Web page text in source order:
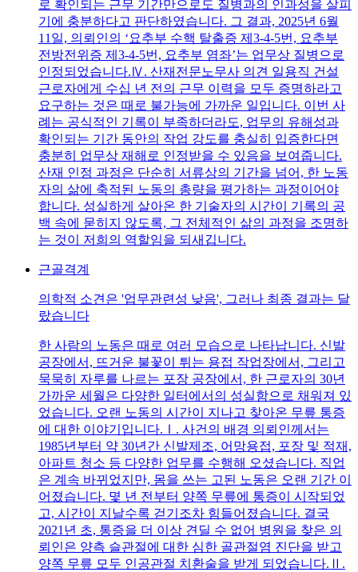
로 확인되는 근무 기간만으로도 질병과의 인과성을 살피
기에 충분하다고 판단하였습니다. 그 결과, 2025년 6월
11일, 의뢰인의 ‘요추부 수핵 탈출증 제3-4-5번, 요추부
전방전위증 제3-4-5번, 요추부 염좌’는 업무상 질병으로
인정되었습니다.Ⅳ. 산재전문노무사 의견 일용직 건설
근로자에게 수십 년 전의 근무 이력을 모두 증명하라고
요구하는 것은 때로 불가능에 가까운 일입니다. 이번 사
례는 공식적인 기록이 부족하더라도, 업무의 유해성과
확인되는 기간 동안의 작업 강도를 충실히 입증한다면
충분히 업무상 재해로 인정받을 수 있음을 보여줍니다.
산재 인정 과정은 단순히 서류상의 기간을 넘어, 한 노동
자의 삶에 축적된 노동의 총량을 평가하는 과정이어야
합니다. 성실하게 살아온 한 기술자의 시간이 기록의 공
백 속에 묻히지 않도록, 그 전체적인 삶의 과정을 조명하
는 것이 저희의 역할임을 되새깁니다.
근골격계
의학적 소견은 '업무관련성 낮음', 그러나 최종 결과는 달
랐습니다
한 사람의 노동은 때로 여러 모습으로 나타납니다. 신발
공장에서, 뜨거운 불꽃이 튀는 용접 작업장에서, 그리고
묵묵히 자루를 나르는 포장 공장에서, 한 근로자의 30년
가까운 세월은 다양한 일터에서의 성실함으로 채워져 있
었습니다. 오랜 노동의 시간이 지나고 찾아온 무릎 통증
에 대한 이야기입니다.Ⅰ. 사건의 배경 의뢰인께서는
1985년부터 약 30년간 신발제조, 어망용접, 포장 및 적재,
아파트 청소 등 다양한 업무를 수행해 오셨습니다. 직업
은 계속 바뀌었지만, 몸을 쓰는 고된 노동은 오랜 기간 이
어졌습니다. 몇 년 전부터 양쪽 무릎에 통증이 시작되었
고, 시간이 지날수록 걷기조차 힘들어졌습니다. 결국
2021년 초, 통증을 더 이상 견딜 수 없어 병원을 찾은 의
뢰인은 양측 슬관절에 대한 심한 골관절염 진단을 받고
양쪽 무릎 모두 인공관절 치환술을 받게 되었습니다.Ⅱ.